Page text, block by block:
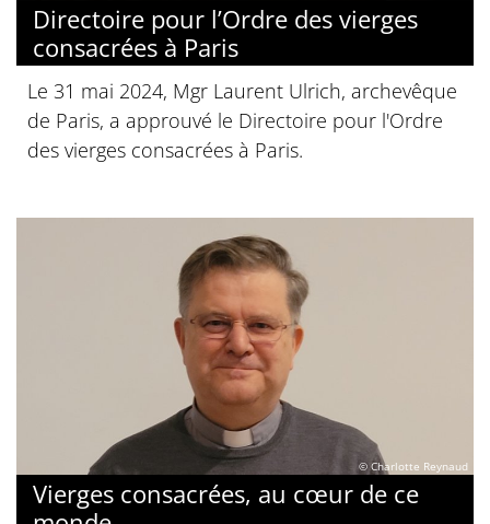
Directoire pour l’Ordre des vierges
consacrées à Paris
Le 31 mai 2024, Mgr Laurent Ulrich, archevêque
de Paris, a approuvé le Directoire pour l'Ordre
des vierges consacrées à Paris.
© Charlotte Reynaud
Vierges consacrées, au cœur de ce